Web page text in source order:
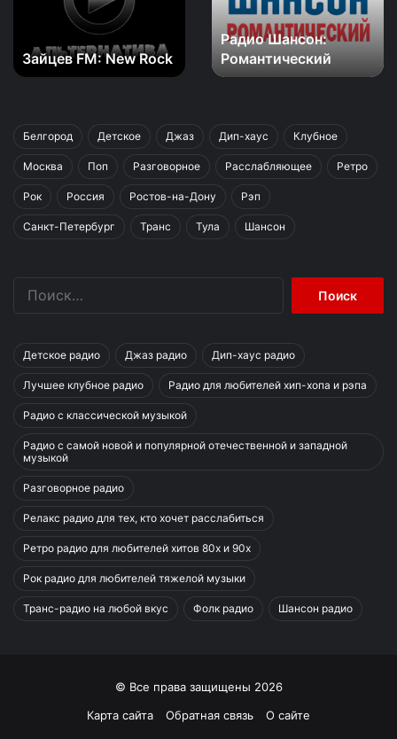
Зайцев FM: New Rock
Радио Шансон:
Романтический
Белгород Детское Джаз Дип-хаус Клубное
Москва Поп Разговорное Расслабляющее Ретро
Рок Россия Ростов-на-Дону Рэп
Санкт-Петербург Транс Тула Шансон
Детское радио Джаз радио Дип-хаус радио
Лучшее клубное радио Радио для любителей хип-хопа и рэпа
Радио с классической музыкой
Радио с самой новой и популярной отечественной и западной
музыкой
Разговорное радио
Релакс радио для тех, кто хочет расслабиться
Ретро радио для любителей хитов 80х и 90х
Рок радио для любителей тяжелой музыки
Транс-радио на любой вкус Фолк радио Шансон радио
© Все права защищены 2026
Карта сайта
Обратная связь
О сайте